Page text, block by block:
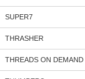
SUPER7
THRASHER
THREADS ON DEMAND